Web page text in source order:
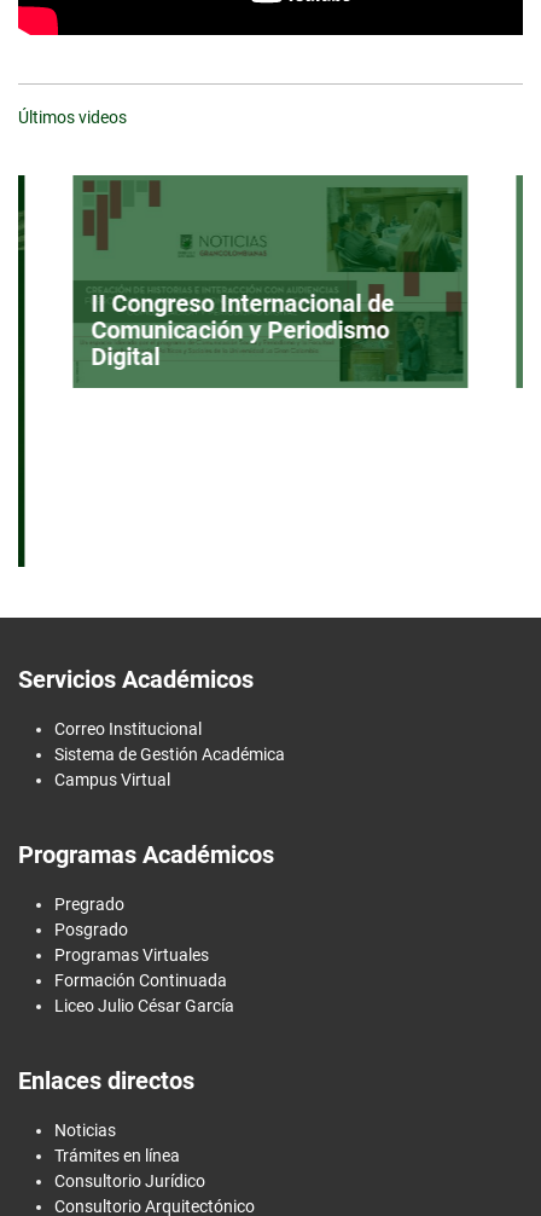
Últimos videos
II Congreso Internacional de
Comunicación y Periodismo
Digital
Servicios Académicos
Correo Institucional
Sistema de Gestión Académica
Campus Virtual
Programas Académicos
Pregrado
Posgrado
Programas Virtuales
Formación Continuada
Liceo Julio César García
Enlaces directos
Noticias
Trámites en línea
Consultorio Jurídico
Consultorio Arquitectónico